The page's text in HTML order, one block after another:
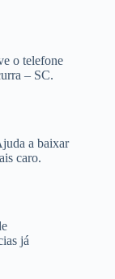
o telefone
– SC.
a baixar
caro.
já